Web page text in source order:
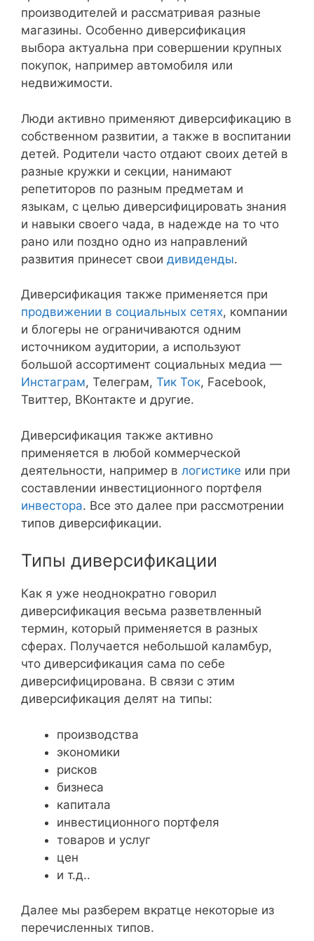
производителей и рассматривая разные
магазины. Особенно диверсификация
выбора актуальна при совершении крупных
покупок, например автомобиля или
недвижимости.
Люди активно применяют диверсификацию в
собственном развитии, а также в воспитании
детей. Родители часто отдают своих детей в
разные кружки и секции, нанимают
репетиторов по разным предметам и
языкам, с целью диверсифицировать знания
и навыки своего чада, в надежде на то что
рано или поздно одно из направлений
развития принесет свои дивиденды.
Диверсификация также применяется при
продвижении в социальных сетях, компании
и блогеры не ограничиваются одним
источником аудитории, а используют
большой ассортимент социальных медиа —
Инстаграм, Телеграм, Тик Ток, Facebook,
Твиттер, ВКонтакте и другие.
Диверсификация также активно
применяется в любой коммерческой
деятельности, например в логистике или при
составлении инвестиционного портфеля
инвестора. Все это далее при рассмотрении
типов диверсификации.
Типы диверсификации
Как я уже неоднократно говорил
диверсификация весьма разветвленный
термин, который применяется в разных
сферах. Получается небольшой каламбур,
что диверсификация сама по себе
диверсифицирована. В связи с этим
диверсификация делят на типы:
производства
экономики
рисков
бизнеса
капитала
инвестиционного портфеля
товаров и услуг
цен
и т.д..
Далее мы разберем вкратце некоторые из
перечисленных типов.